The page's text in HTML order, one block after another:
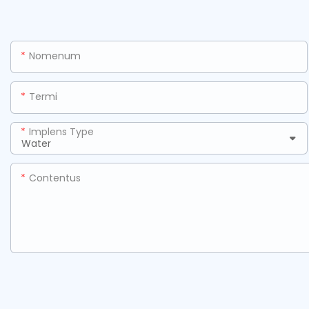
Nomenum
Termi
Implens Type
Contentus